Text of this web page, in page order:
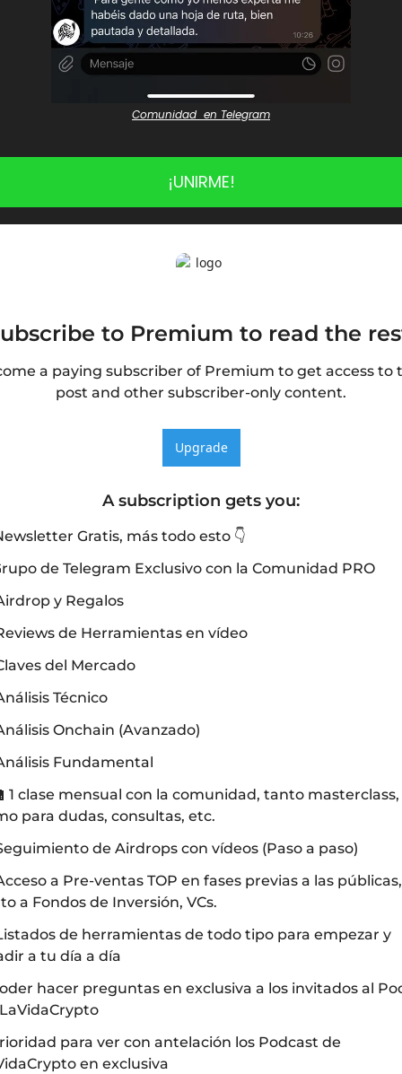
Comunidad  en Telegram
¡UNIRME!
to Premium to read the
a paying subscriber of Premium to get access to
post and other subscriber-only content.
Upgrade
A subscription gets you:
Gratis, más todo esto 👇
de Telegram Exclusivo con la Comunidad PRO
y Regalos
de Herramientas en vídeo
del Mercado
Técnico
Onchain (Avanzado)
Fundamental
1 clase mensual con la comunidad, tanto masterclass,
para dudas, consultas, etc.
de Airdrops con vídeos (Paso a paso)
a Pre-ventas TOP en fases previas a las públicas,
a Fondos de Inversión, VCs.
de herramientas de todo tipo para empezar y
a tu día a día
hacer preguntas en exclusiva a los invitados al
para ver con antelación los Podcast de
en exclusiva